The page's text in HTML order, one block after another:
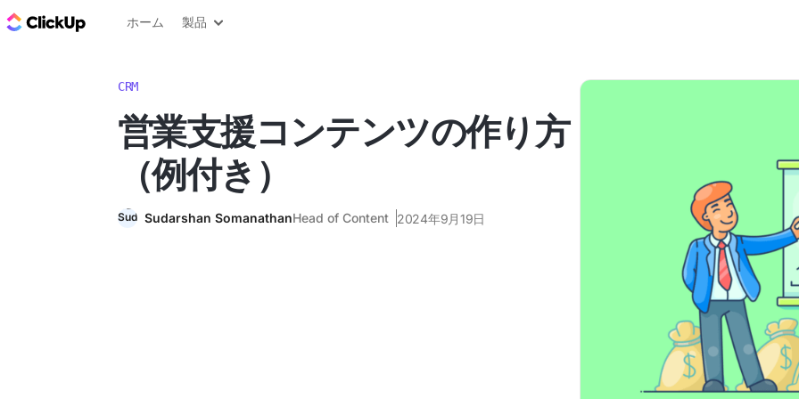
ClickUp ブログ
ホーム 製品
CRM
営業支援コンテンツの作り方
（例付き）
Sudarshan SomanathanHead of Content 2024年9月19日